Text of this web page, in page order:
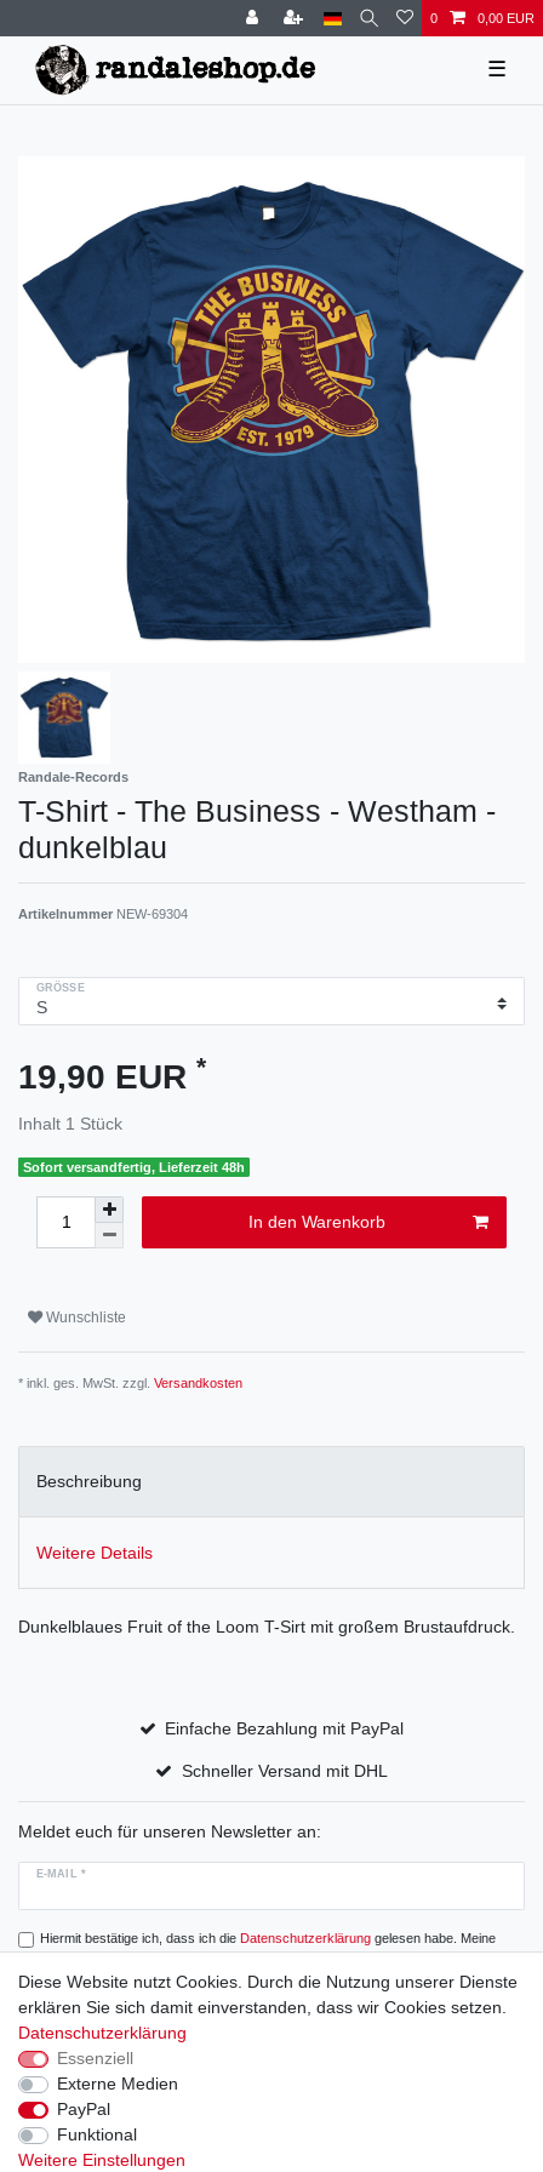
0 0,00 EUR
☰
Randale-Records
T-Shirt - The Business - Westham -
dunkelblau
Artikelnummer NEW-69304
GRÖSSE
19,90 EUR *
Inhalt 1 Stück
Sofort versandfertig, Lieferzeit 48h
In den Warenkorb
Wunschliste
* inkl. ges. MwSt. zzgl. Versandkosten
Beschreibung
Weitere Details
Dunkelblaues Fruit of the Loom T-Sirt mit großem Brustaufdruck.
Einfache Bezahlung mit PayPal
Schneller Versand mit DHL
Meldet euch für unseren Newsletter an:
E-MAIL *
Hiermit bestätige ich, dass ich die Daten­schutz­erklärunggelesen habe. Meine
Einwilligung kann ich jederzeit widerrufen.
Abonnieren
Widerrufs­recht
Diese Website nutzt Cookies. Durch die Nutzung unserer Dienste
erklären Sie sich damit einverstanden, dass wir Cookies setzen.
Datenschutzerklärung
Essenziell
Externe Medien
PayPal
Funktional
Weitere Einstellungen